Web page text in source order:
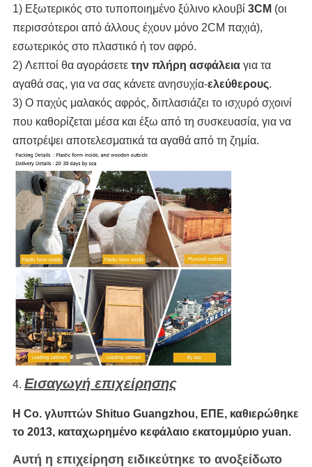
1) Εξωτερικός στο τυποποιημένο ξύλινο κλουβί 3CM (οι
περισσότεροι από άλλους έχουν μόνο 2CM παχιά),
εσωτερικός στο πλαστικό ή τον αφρό.
2) Λεπτοί θα αγοράσετε την πλήρη ασφάλειαγια τα
αγαθά σας, για να σας κάνετε ανησυχία-ελεύθερους.
3) Ο παχύς μαλακός αφρός, διπλασιάζει το ισχυρό σχοινί
που καθορίζεται μέσα και έξω από τη συσκευασία, για να
αποτρέψει αποτελεσματικά τα αγαθά από τη ζημία.
4. Εισαγωγή επιχείρησης
Η Co. γλυπτών Shituo Guangzhou, ΕΠΕ, καθιερώθηκε
το 2013, καταχωρημένο κεφάλαιο εκατομμύριο yuan.
Αυτή η επιχείρηση ειδικεύτηκε το ανοξείδωτο